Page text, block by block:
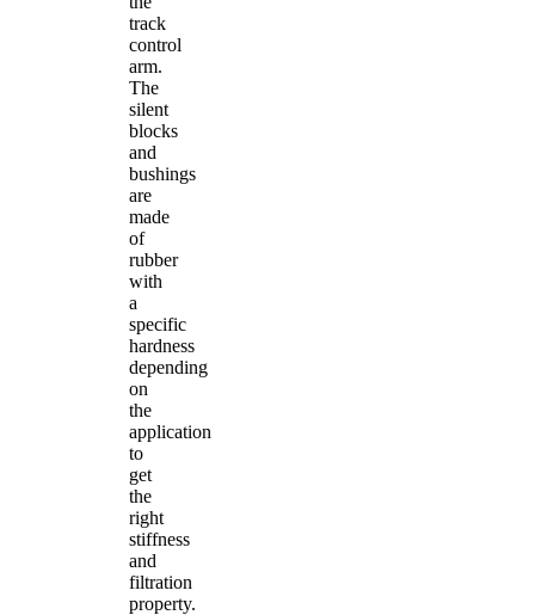
track
control
arm.
The
silent
blocks
and
bushings
are
made
of
rubber
with
a
specific
hardness
depending
on
the
application
to
get
the
right
stiffness
and
filtration
property.